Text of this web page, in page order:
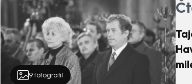
9fotografií